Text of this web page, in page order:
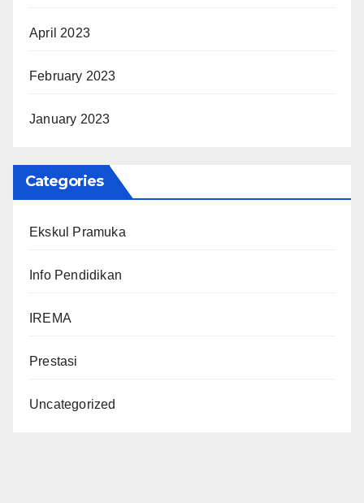
April 2023
February 2023
January 2023
Categories
Ekskul Pramuka
Info Pendidikan
IREMA
Prestasi
Uncategorized